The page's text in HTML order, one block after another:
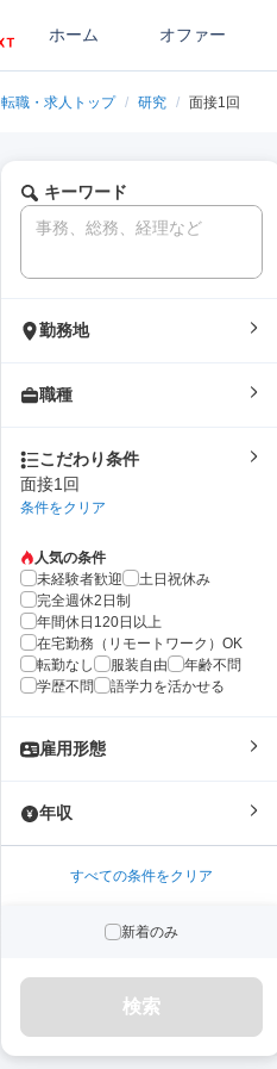
ホーム オファー
転職・求人トップ / 研究 / 面接1回
キーワード
勤務地
職種
こだわり条件
面接1回
条件をクリア
人気の条件
未経験者歓迎
土日祝休み
完全週休2日制
年間休日120日以上
在宅勤務（リモートワーク）OK
転勤なし
服装自由
年齢不問
学歴不問
語学力を活かせる
雇用形態
年収
すべての条件をクリア
新着のみ
検索